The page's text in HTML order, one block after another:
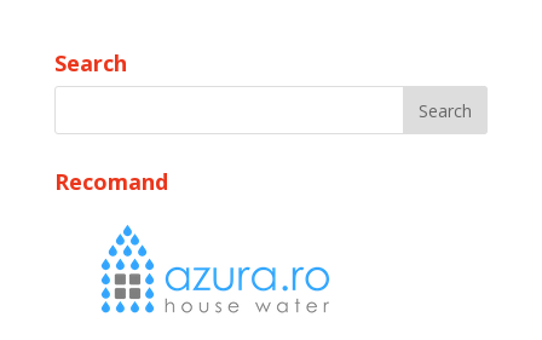
Search
Recomand